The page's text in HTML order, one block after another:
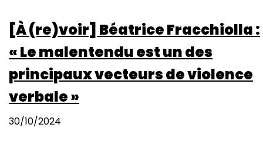
[À (re)voir] Béatrice Fracchiolla :
« Le malentendu est un des
principaux vecteurs de violence
verbale »
30/10/2024